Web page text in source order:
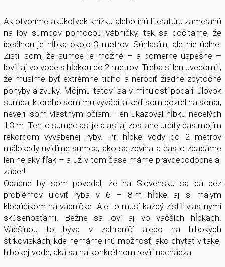
Ak otvoríme akúkoľvek knižku alebo inú literatúru zameranú
na lov sumcov pomocou vábničky, tak sa dočítame, že
ideálnou je hĺbka okolo 3 metrov. Súhlasím, ale nie úplne.
Zistil som, že sumce je možné – a pomerne úspešne –
loviť aj vo vode s hĺbkou do 2 metrov. Treba si len uvedomiť,
že musíme byť extrémne ticho a nerobiť žiadne zbytočné
pohyby a zvuky. Môjmu tatovi sa v minulosti podaril úlovok
sumca, ktorého som mu vyvábil a keď som pozrel na sonar,
neveril som vlastným očiam. Ten ukazoval hĺbku necelých
1,3 m. Tento sumec asi je a asi aj zostane určitý čas mojím
rekordom vyvábenej ryby. Pri hĺbke vody do 2 metrov
málokedy uvidíme sumca, ako sa zdvíha a často zbadáme
len nejaký fľak – a už v tom čase máme pravdepodobne aj
záber!
Opačne by som povedal, že na Slovensku sa dá bez
problémov uloviť ryba v 6 – 8 m hĺbke aj s malým
klobúčikom na vábničke. Ale to musí každý zistiť vlastnými
skúsenosťami. Bežne sa loví aj vo väčších hĺbkach.
Väčšinou to býva v zahraničí alebo na hlbokých
štrkoviskách, kde nemáme inú možnosť, ako chytať v takej
hlbokej vode, aká sa na konkrétnom revíri nachádza.